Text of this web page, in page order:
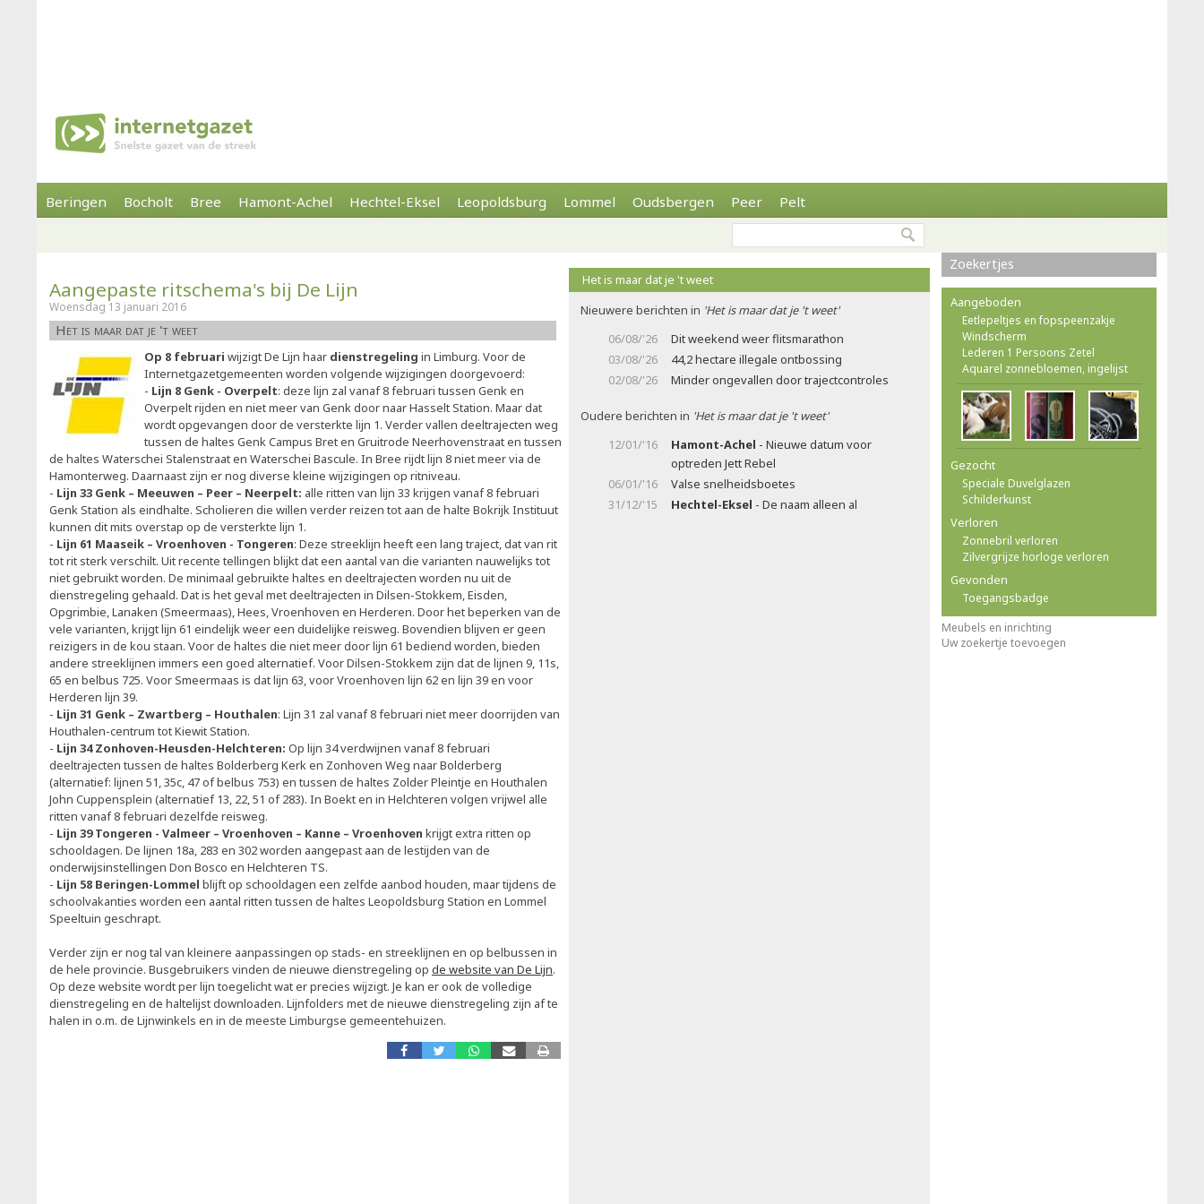
Beringen Bocholt Bree Hamont-Achel Hechtel-Eksel Leopoldsburg Lommel Oudsbergen Peer Pelt
Aangepaste ritschema's bij De Lijn
Woensdag 13 januari 2016
Het is maar dat je 't weet
Op 8 februari wijzigt De Lijn haar dienstregeling in Limburg. Voor de
Internetgazetgemeenten worden volgende wijzigingen doorgevoerd:
- Lijn 8 Genk - Overpelt: deze lijn zal vanaf 8 februari tussen Genk en
Overpelt rijden en niet meer van Genk door naar Hasselt Station. Maar dat
wordt opgevangen door de versterkte lijn 1. Verder vallen deeltrajecten weg
tussen de haltes Genk Campus Bret en Gruitrode Neerhovenstraat en tussen
de haltes Waterschei Stalenstraat en Waterschei Bascule. In Bree rijdt lijn 8 niet meer via de
Hamonterweg. Daarnaast zijn er nog diverse kleine wijzigingen op ritniveau.
- Lijn 33 Genk – Meeuwen – Peer – Neerpelt: alle ritten van lijn 33 krijgen vanaf 8 februari
Genk Station als eindhalte. Scholieren die willen verder reizen tot aan de halte Bokrijk Instituut
kunnen dit mits overstap op de versterkte lijn 1.
- Lijn 61 Maaseik – Vroenhoven - Tongeren: Deze streeklijn heeft een lang traject, dat van rit
tot rit sterk verschilt. Uit recente tellingen blijkt dat een aantal van die varianten nauwelijks tot
niet gebruikt worden. De minimaal gebruikte haltes en deeltrajecten worden nu uit de
dienstregeling gehaald. Dat is het geval met deeltrajecten in Dilsen-Stokkem, Eisden,
Opgrimbie, Lanaken (Smeermaas), Hees, Vroenhoven en Herderen. Door het beperken van de
vele varianten, krijgt lijn 61 eindelijk weer een duidelijke reisweg. Bovendien blijven er geen
reizigers in de kou staan. Voor de haltes die niet meer door lijn 61 bediend worden, bieden
andere streeklijnen immers een goed alternatief. Voor Dilsen-Stokkem zijn dat de lijnen 9, 11s,
65 en belbus 725. Voor Smeermaas is dat lijn 63, voor Vroenhoven lijn 62 en lijn 39 en voor
Herderen lijn 39.
- Lijn 31 Genk – Zwartberg – Houthalen: Lijn 31 zal vanaf 8 februari niet meer doorrijden van
Houthalen-centrum tot Kiewit Station.
- Lijn 34 Zonhoven-Heusden-Helchteren: Op lijn 34 verdwijnen vanaf 8 februari
deeltrajecten tussen de haltes Bolderberg Kerk en Zonhoven Weg naar Bolderberg
(alternatief: lijnen 51, 35c, 47 of belbus 753) en tussen de haltes Zolder Pleintje en Houthalen
John Cuppensplein (alternatief 13, 22, 51 of 283). In Boekt en in Helchteren volgen vrijwel alle
ritten vanaf 8 februari dezelfde reisweg.
- Lijn 39 Tongeren - Valmeer – Vroenhoven – Kanne – Vroenhoven krijgt extra ritten op
schooldagen. De lijnen 18a, 283 en 302 worden aangepast aan de lestijden van de
onderwijsinstellingen Don Bosco en Helchteren TS.
- Lijn 58 Beringen-Lommel blijft op schooldagen een zelfde aanbod houden, maar tijdens de
schoolvakanties worden een aantal ritten tussen de haltes Leopoldsburg Station en Lommel
Speeltuin geschrapt.
Verder zijn er nog tal van kleinere aanpassingen op stads- en streeklijnen en op belbussen in
de hele provincie. Busgebruikers vinden de nieuwe dienstregeling op de website van De Lijn.
Op deze website wordt per lijn toegelicht wat er precies wijzigt. Je kan er ook de volledige
dienstregeling en de haltelijst downloaden. Lijnfolders met de nieuwe dienstregeling zijn af te
halen in o.m. de Lijnwinkels en in de meeste Limburgse gemeentehuizen.
Het is maar dat je 't weet
Nieuwere berichten in 'Het is maar dat je 't weet'
06/08/'26
Dit weekend weer flitsmarathon
03/08/'26
44,2 hectare illegale ontbossing
02/08/'26
Minder ongevallen door trajectcontroles
Oudere berichten in 'Het is maar dat je 't weet'
12/01/'16
Hamont-Achel - Nieuwe datum voor
optreden Jett Rebel
06/01/'16
Valse snelheidsboetes
31/12/'15
Hechtel-Eksel - De naam alleen al
Zoekertjes
Aangeboden
Eetlepeltjes en fopspeenzakje
Windscherm
Lederen 1 Persoons Zetel
Aquarel zonnebloemen, ingelijst
Gezocht
Speciale Duvelglazen
Schilderkunst
Verloren
Zonnebril verloren
Zilvergrijze horloge verloren
Gevonden
Toegangsbadge
Meubels en inrichting
Uw zoekertje toevoegen